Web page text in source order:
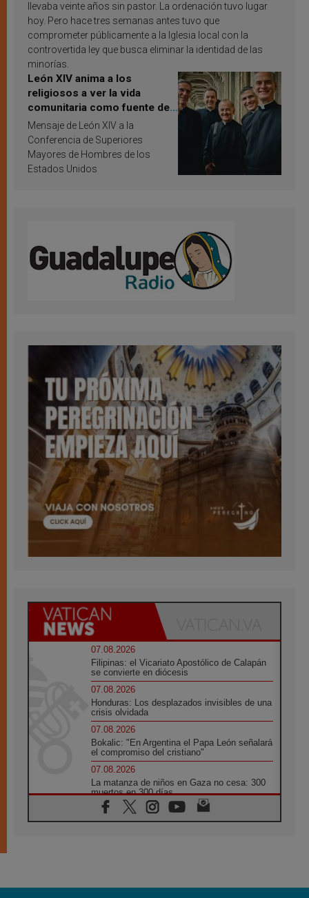
llevaba veinte años sin pastor. La ordenación tuvo lugar
hoy. Pero hace tres semanas antes tuvo que
comprometer públicamente a la Iglesia local con la
controvertida ley que busca eliminar la identidad de las
minorías.
León XIV anima a los
religiosos a ver la vida
comunitaria como fuente de
inspiración y santificación
Mensaje de León XIV a la
Conferencia de Superiores
Mayores de Hombres de los
Estados Unidos
07.08.2026
Filipinas: el Vicariato Apostólico de Calapán
se convierte en diócesis
07.08.2026
Honduras: Los desplazados invisibles de una
crisis olvidada
07.08.2026
Bokalic: "En Argentina el Papa León señalará
el compromiso del cristiano"
07.08.2026
La matanza de niños en Gaza no cesa: 300
muertos en 300 días
07.08.2026
Tagle: La guerra desfigura el mundo, solo la